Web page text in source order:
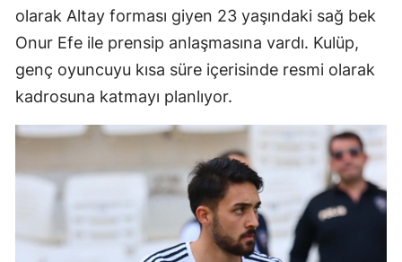
olarak Altay forması giyen 23 yaşındaki sağ bek
Onur Efe ile prensip anlaşmasına vardı. Kulüp,
genç oyuncuyu kısa süre içerisinde resmi olarak
kadrosuna katmayı planlıyor.